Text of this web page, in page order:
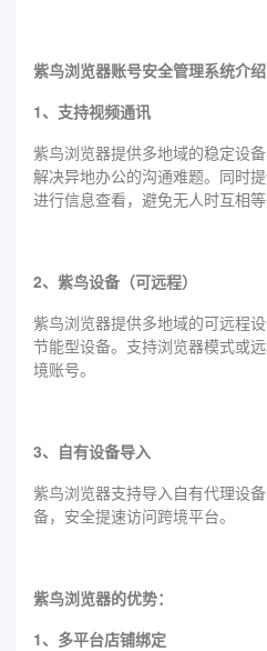
紫鸟浏览器账号安全管理系统介绍
1、支持视频通讯
紫鸟浏览器提供多地域的稳定设
解决异地办公的沟通难题。同时
进行信息查看，避免无人时互相等
2、紫鸟设备（可远程）
紫鸟浏览器提供多地域的可远程
节能型设备。支持浏览器模式或
境账号。
3、自有设备导入
紫鸟浏览器支持导入自有代理设
备，安全提速访问跨境平台。
紫鸟浏览器的优势：
1、多平台店铺绑定